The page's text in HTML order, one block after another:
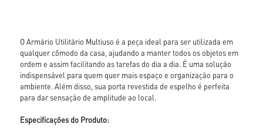
O Armário Utilitário Multiuso é a peça ideal para ser utilizada em
qualquer cômodo da casa, ajudando a manter todos os objetos em
ordem e assim facilitando as tarefas do dia a dia. É uma solução
indispensável para quem quer mais espaço e organização para o
ambiente. Além disso, sua porta revestida de espelho é perfeita
para dar sensação de amplitude ao local.
Especificações do Produto: